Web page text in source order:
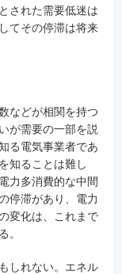
された需要低迷は
てその停滞は将来
などが相関を持つ
が需要の一部を説
る電気事業者であ
知ることは難し
力多消費的な中間
停滞があり、電力
変化は、これまで
。
しれない。エネル